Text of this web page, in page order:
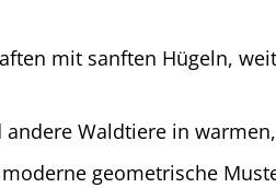
mit sanften Hügeln,
Waldtiere in
geometrische